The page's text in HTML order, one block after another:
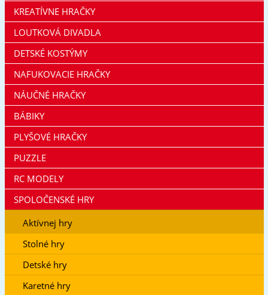
KREATÍVNE HRAČKY
LOUTKOVÁ DIVADLA
DETSKÉ KOSTÝMY
NAFUKOVACIE HRAČKY
NÁUČNÉ HRAČKY
BÁBIKY
PLYŠOVÉ HRAČKY
PUZZLE
RC MODELY
SPOLOČENSKÉ HRY
Aktívnej hry
Stolné hry
Detské hry
Karetné hry